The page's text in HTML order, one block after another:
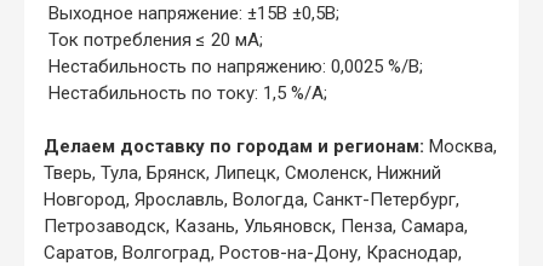
Выходное напряжение: ±15В ±0,5В;
Ток потребления ≤ 20 мА;
Нестабильность по напряжению: 0,0025 %/В;
Нестабильность по току: 1,5 %/А;
Делаем доставку по городам и регионам: Москва,
Тверь, Тула, Брянск, Липецк, Смоленск, Нижний
Новгород, Ярославль, Вологда, Санкт-Петербург,
Петрозаводск, Казань, Ульяновск, Пенза, Самара,
Саратов, Волгоград, Ростов-на-Дону, Краснодар,